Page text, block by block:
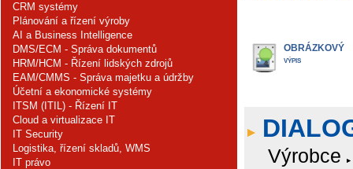
CRM systémy
Plánování a řízení výroby
AI a Business Intelligence
DMS/ECM - Správa dokumentů
HRM/HCM - Řízení lidských zdrojů
EAM/CMMS - Správa majetku a údržby
Účetní a ekonomické systémy
ITSM (ITIL) - Řízení IT
Cloud a virtualizace IT
IT Security
Logistika, řízení skladů, WMS
IT právo
OBRÁZKOVÝ
VÝPIS
Výrobce